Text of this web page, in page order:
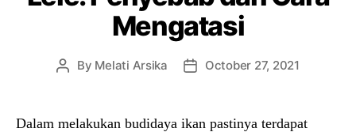
Mengatasi
Post
By Melati Arsika
PostOctober 27, 2021
Dalam melakukan budidaya ikan pastinya terdapat